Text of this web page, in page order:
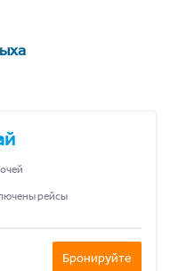
рейсы
Бронируйте